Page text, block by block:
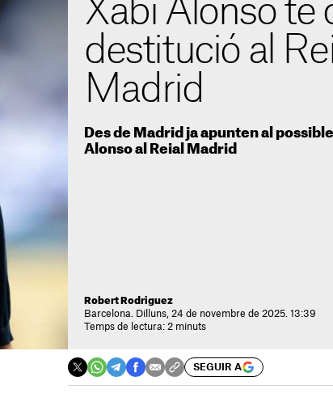
Xabi Alonso té
destitució al
Madrid
Des de Madrid ja apunten al
Alonso al Reial Madrid
Robert Rodriguez
Barcelona. Dilluns, 24 de novembre de 2025. 13:39
Temps de lectura: 2 minuts
SEGUIR A